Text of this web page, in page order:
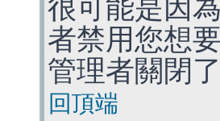
很可能是因
者禁用您想
管理者關閉
回頂端